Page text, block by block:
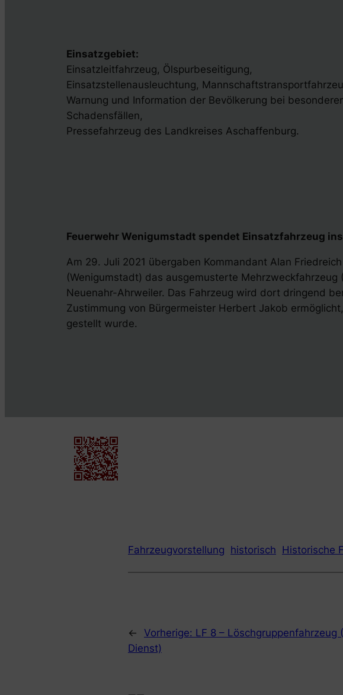
Einsatzgebiet:
Einsatzleitfahrzeug, Ölspurbeseitigung,
Einsatzstellenausleuchtung,
Warnung und Information der Bevölkerung bei
Schadensfällen,
Pressefahrzeug des Landkreises Aschaffenburg.
Feuerwehr Wenigumstadt spendet Einsatzfahrzeug
Am 29. Juli 2021 übergaben Kommandant Alan
(Wenigumstadt) das ausgemusterte
Neuenahr-Ahrweiler. Das Fahrzeug wird dort dringend
Zustimmung von Bürgermeister Herbert Jakob
gestellt wurde.
Fahrzeugvorstellung historisch Historische
← Vorherige: LF 8 – Löschgruppenfahrzeug
Dienst)